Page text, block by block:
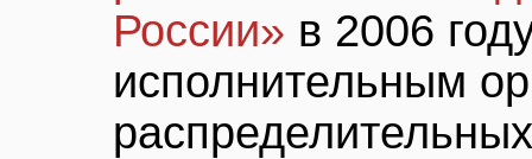
России» в 2006
исполнительным